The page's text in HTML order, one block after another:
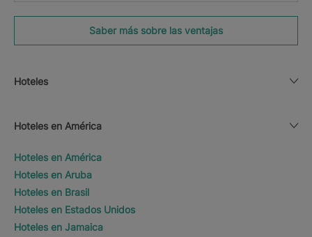
Saber más sobre las ventajas
Hoteles
Hoteles en América
Hoteles en América
Hoteles en Aruba
Hoteles en Brasil
Hoteles en Estados Unidos
Hoteles en Jamaica